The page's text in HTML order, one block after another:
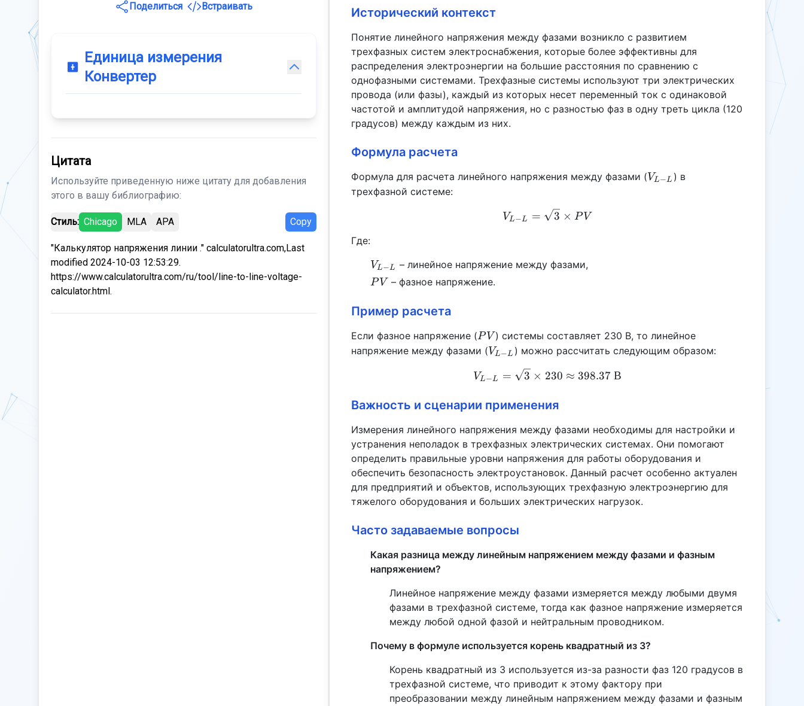
Поделиться
Встраивать
Единица измерения
Конвертер
Цитата
Используйте приведенную ниже цитату для добавления
этого в вашу библиографию:
Стиль: Chicago MLA APA Copy
"Калькулятор напряжения линии ." calculatorultra.com,Last
modified 2024-10-03 12:53:29.
https://www.calculatorultra.com/ru/tool/line-to-line-voltage-
calculator.html.
Исторический контекст
Понятие линейного напряжения между фазами возникло с развитием
трехфазных систем электроснабжения, которые более эффективны для
распределения электроэнергии на большие расстояния по сравнению с
однофазными системами. Трехфазные системы используют три электрических
провода (или фазы), каждый из которых несет переменный ток с одинаковой
частотой и амплитудой напряжения, но с разностью фаз в одну треть цикла (120
градусов) между каждым из них.
Формула расчета
Формула для расчета линейного напряжения между фазами (V_{L-
VL−L ) в
трехфазной системе:
V_{L-L} = \sqrt{3} \times PV
VL−L = 3 × PV
Где:
V_{L-
L}
VL−L – линейное напряжение между фазами,
PV
P V – фазное напряжение.
Пример расчета
Если фазное напряжение (PV
P V ) системы составляет 230 В, то линейное
напряжение между фазами (V_{L-
VL−L ) можно рассчитать следующим образом:
V_{L-L} = \sqrt{3} \times 230 \approx 398.37
VL−L = 3 × 230 ≈ 398.37 В
Важность и сценарии применения
Измерения линейного напряжения между фазами необходимы для настройки и
устранения неполадок в трехфазных электрических системах. Они помогают
определить правильные уровни напряжения для работы оборудования и
обеспечить безопасность электроустановок. Данный расчет особенно актуален
для предприятий и объектов, использующих трехфазную электроэнергию для
тяжелого оборудования и больших электрических нагрузок.
Часто задаваемые вопросы
Какая разница между линейным напряжением между фазами и фазным
напряжением?
Линейное напряжение между фазами измеряется между любыми двумя
фазами в трехфазной системе, тогда как фазное напряжение измеряется
между любой одной фазой и нейтральным проводником.
Почему в формуле используется корень квадратный из 3?
Корень квадратный из 3 используется из-за разности фаз 120 градусов в
трехфазной системе, что приводит к этому фактору при
преобразовании между линейным напряжением между фазами и фазным